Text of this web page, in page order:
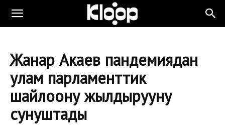
Жанар Акаев пандемиядан
улам парламенттик
шайлоону жылдырууну
сунуштады